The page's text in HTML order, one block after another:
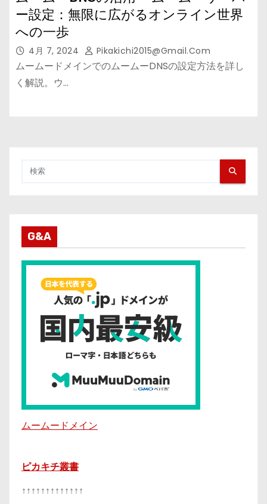
ー設定：無限に広がるオンライン世界
への一歩
4月 7, 2024 Pikakichi2015@gmail.com
ムームードメインでのムームーDNSの設定方法を詳し
く解説。ウ…
G&A
ムームードメイン
ピカキチ叢書
↑↑↑↑↑↑↑↑↑↑↑↑↑